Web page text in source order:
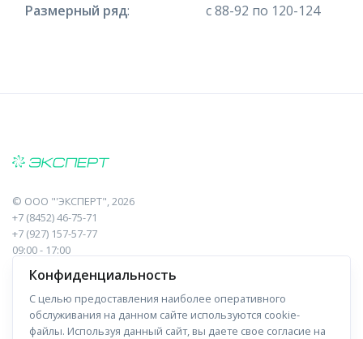
Размерный ряд: с 88-92 по 120-124
© ООО "'ЭКСПЕРТ", 2026
+7 (8452) 46-75-71
+7 (927) 157-57-77
09:00 - 17:00
410017, Саратов, Пугачева, 10 к1, оф.23
Навигация Информация
Конфиденциальность
С целью предоставления наиболее оперативного
обслуживания на данном сайте используются cookie-
файлы. Используя данный сайт, вы даете свое согласие на